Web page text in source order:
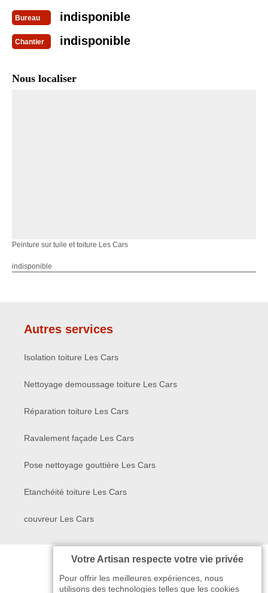
Bureau indisponible
Chantier indisponible
Nous localiser
Peinture sur tuile et toiture Les Cars
indisponible
Autres services
Isolation toiture Les Cars
Nettoyage demoussage toiture Les Cars
Réparation toiture Les Cars
Ravalement façade Les Cars
Pose nettoyage gouttière Les Cars
Etanchéité toiture Les Cars
couvreur Les Cars
Votre Artisan respecte votre vie privée
Pour offrir les meilleures expériences, nous
utilisons des technologies telles que les cookies